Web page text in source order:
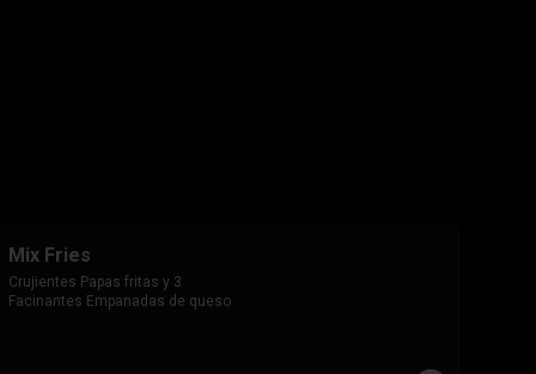
Mix Fries
Crujientes Papas fritas y 3
Facinantes Empanadas de queso